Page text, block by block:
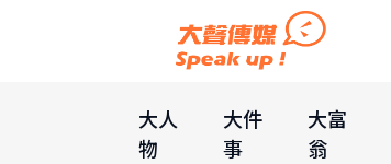
大人
物
大件
事
大富
翁